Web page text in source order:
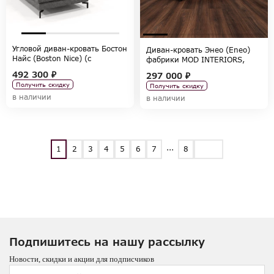
Угловой диван-кровать Бостон
Найс (Boston Nice) (c
INTERIORS, коллекция
SELECTION
492 300 ₽
Получить скидку
в наличии
Диван-кровать Энео (Eneo)
фабрики MOD INTERIORS,
297 000 ₽
Получить скидку
в наличии
1 2 3 4 5 6 7 ... 8
Подпишитесь на нашу рассылку
Новости, скидки и акции для подписчиков